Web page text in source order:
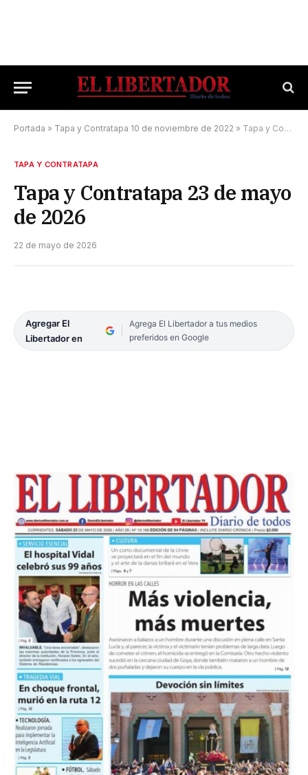
Portada » Tapa y Contratapa 10 de noviembre de 2022 » Tapa y Contratapa 23 de mayo de 2026
TAPA Y CONTRATAPA
Tapa y Contratapa 23 de mayo
de 2026
22 de mayo de 2026
Agregar El
Libertador en
Agrega El Libertador a tus medios
preferidos en Google